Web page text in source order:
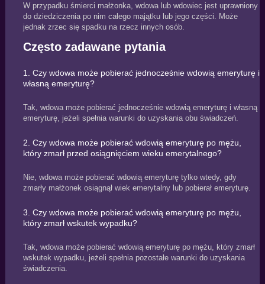
W przypadku śmierci małżonka, wdowa lub wdowiec jest uprawniony
do dziedziczenia po nim całego majątku lub jego części. Może
jednak zrzec się spadku na rzecz innych osób.
Często zadawane pytania
1. Czy wdowa może pobierać jednocześnie wdowią emeryturę i
własną emeryturę?
Tak, wdowa może pobierać jednocześnie wdowią emeryturę i własną
emeryturę, jeżeli spełnia warunki do uzyskania obu świadczeń.
2. Czy wdowa może pobierać wdowią emeryturę po mężu,
który zmarł przed osiągnięciem wieku emerytalnego?
Nie, wdowa może pobierać wdowią emeryturę tylko wtedy, gdy
zmarły małżonek osiągnął wiek emerytalny lub pobierał emeryturę.
3. Czy wdowa może pobierać wdowią emeryturę po mężu,
który zmarł wskutek wypadku?
Tak, wdowa może pobierać wdowią emeryturę po mężu, który zmarł
wskutek wypadku, jeżeli spełnia pozostałe warunki do uzyskania
świadczenia.